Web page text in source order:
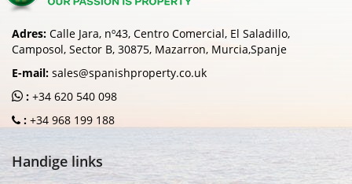
Adres: Calle Jara, nº43, Centro Comercial, El Saladillo,
Camposol, Sector B, 30875, Mazarron, Murcia,Spanje
E-mail: sales@spanishproperty.co.uk
: +34 620 540 098
: +34 968 199 188
Handige links